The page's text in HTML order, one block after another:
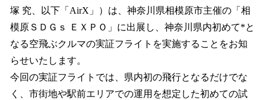
塚 究、以下「AirX」）は、神奈川県相模原市主催の「相
模原ＳＤＧｓ ＥＸＰＯ」に出展し、神奈川県内初めて*と
なる空飛ぶクルマの実証フライトを実施することをお知
らせいたします。
今回の実証フライトでは、県内初の飛行となるだけでな
く、市街地や駅前エリアでの運用を想定した初めての試